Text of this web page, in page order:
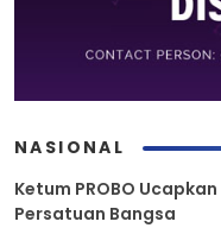
NASIONAL
Ketum PROBO
Persatuan Bangsa